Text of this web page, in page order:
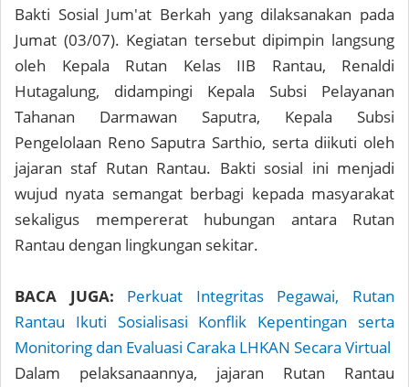
Bakti Sosial Jum'at Berkah yang dilaksanakan pada
Jumat (03/07). Kegiatan tersebut dipimpin langsung
oleh Kepala Rutan Kelas IIB Rantau, Renaldi
Hutagalung, didampingi Kepala Subsi Pelayanan
Tahanan Darmawan Saputra, Kepala Subsi
Pengelolaan Reno Saputra Sarthio, serta diikuti oleh
jajaran staf Rutan Rantau. Bakti sosial ini menjadi
wujud nyata semangat berbagi kepada masyarakat
sekaligus mempererat hubungan antara Rutan
Rantau dengan lingkungan sekitar.
BACA JUGA:
Perkuat Integritas Pegawai, Rutan
Rantau Ikuti Sosialisasi Konflik Kepentingan serta
Monitoring dan Evaluasi Caraka LHKAN Secara Virtual
Dalam pelaksanaannya, jajaran Rutan Rantau